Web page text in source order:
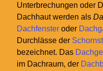
Unterbrechungen oder
Dachhaut werden als
Dachfenster oder
Durchlässe der
bezeichnet. Das
im Dachraum, der